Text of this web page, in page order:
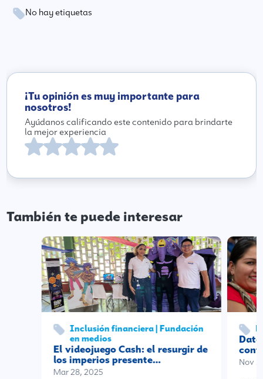
No hay etiquetas
¡Tu opinión es muy importante para
nosotros!
Ayúdanos calificando este contenido para brindarte
la mejor experiencia
También te puede interesar
Inclusión financiera | Fundación
en medios
El videojuego Cash: el resurgir de
los imperios presente…
Mar 28, 2025
Nov